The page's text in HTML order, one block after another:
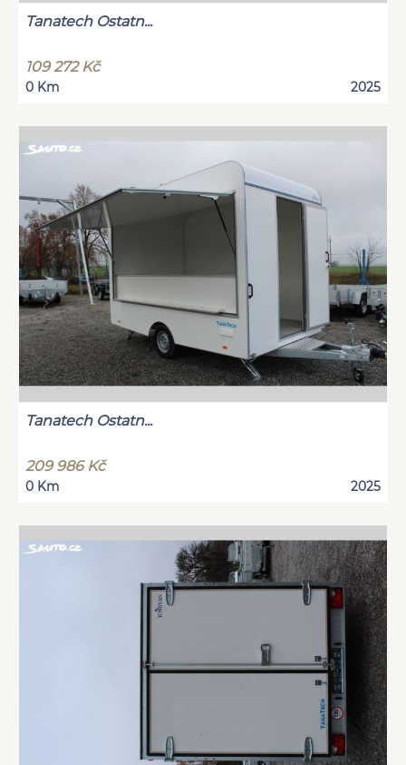
Tanatech Ostatn...
109 272 Kč
0 Km 2025
Tanatech Ostatn...
209 986 Kč
0 Km 2025